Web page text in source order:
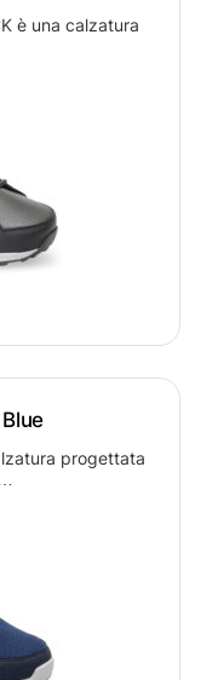
è una calzatura
progettata